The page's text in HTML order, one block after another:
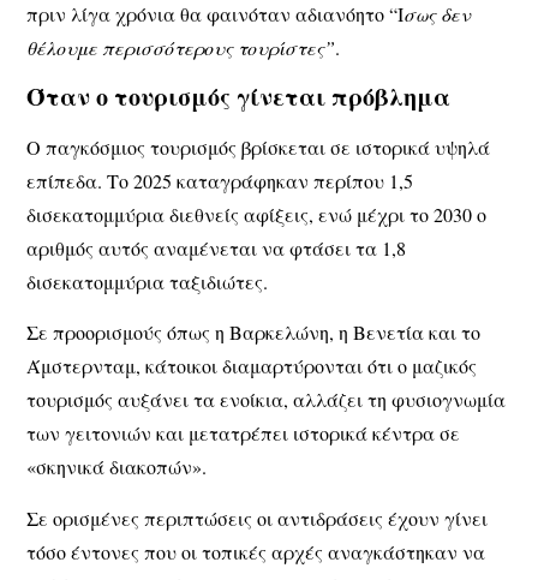
πριν λίγα χρόνια θα φαινόταν αδιανόητο “Ισως δεν
θέλουμε περισσότερους τουρίστες”.
Όταν ο τουρισμός γίνεται πρόβλημα
Ο παγκόσμιος τουρισμός βρίσκεται σε ιστορικά υψηλά
επίπεδα. Το 2025 καταγράφηκαν περίπου 1,5
δισεκατομμύρια διεθνείς αφίξεις, ενώ μέχρι το 2030 ο
αριθμός αυτός αναμένεται να φτάσει τα 1,8
δισεκατομμύρια ταξιδιώτες.
Σε προορισμούς όπως η Βαρκελώνη, η Βενετία και το
Άμστερνταμ, κάτοικοι διαμαρτύρονται ότι ο μαζικός
τουρισμός αυξάνει τα ενοίκια, αλλάζει τη φυσιογνωμία
των γειτονιών και μετατρέπει ιστορικά κέντρα σε
«σκηνικά διακοπών».
Σε ορισμένες περιπτώσεις οι αντιδράσεις έχουν γίνει
τόσο έντονες που οι τοπικές αρχές αναγκάστηκαν να